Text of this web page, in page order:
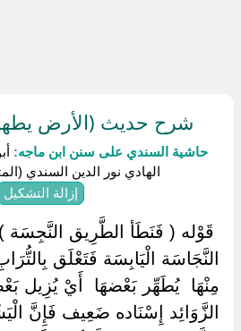
شرح حديث (الأرض
حاشية السندي على سنن ابن ماجه:
الهادي نور الدين السندي
إزالة التشكيل
‏قَوْله ( فَنَطَأ الطَّرِيق النَّجِسَة
النَّجَاسَة الْيَابِسَة فَتَعْلَق
مِنْهَا ‏ ‏يُطَهِّر بَعْضهَا ‏ ‏أَيْ يُزِيل
الزَّوَائِد إِسْنَاده ضَعِيف فَإِنَّ